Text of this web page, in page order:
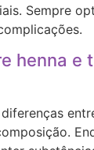
Sempre
henna e